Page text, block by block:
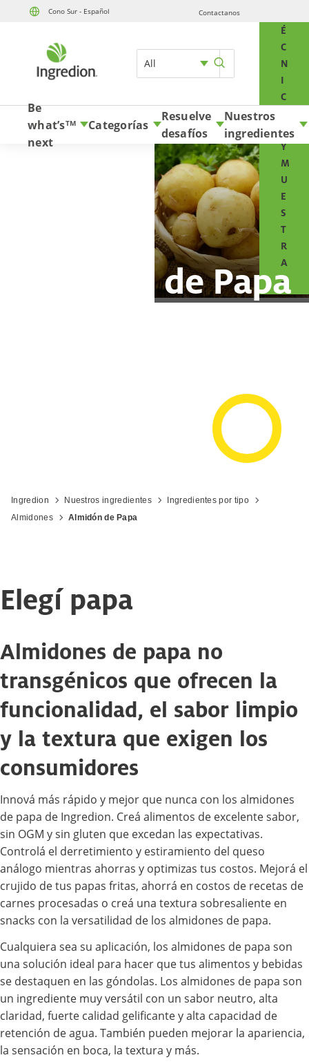
Cono Sur - Español Contactanos
All
É
C
N
I
C
S
Y
M
U
E
S
T
R
A
S
Be
what’s
next
TM Categorías
Resuelve
desafíos
Nuestros
ingredientes
Almidón de Papa
Ingredion Nuestros ingredientes
Ingredientes por tipo
Almidones
Almidón de Papa
Elegí papa
Almidones de papa no
transgénicos que ofrecen la
funcionalidad, el sabor limpio
y la textura que exigen los
consumidores
Innová más rápido y mejor que nunca con los almidones
de papa de Ingredion. Creá alimentos de excelente sabor,
sin OGM y sin gluten que excedan las expectativas.
Controlá el derretimiento y estiramiento del queso
análogo mientras ahorras y optimizas tus costos. Mejorá el
crujido de tus papas fritas, ahorrá en costos de recetas de
carnes procesadas o creá una textura sobresaliente en
snacks con la versatilidad de los almidones de papa.
Cualquiera sea su aplicación, los almidones de papa son
una solución ideal para hacer que tus alimentos y bebidas
se destaquen en las góndolas. Los almidones de papa son
un ingrediente muy versátil con un sabor neutro, alta
claridad, fuerte calidad gelificante y alta capacidad de
retención de agua. También pueden mejorar la apariencia,
la sensación en boca, la textura y más.